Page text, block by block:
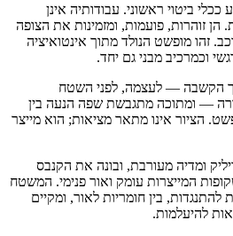
ביטוי ראשוני. עבודותיה אינן
זוהרות, פועמות, ומזמינות את הצופה
זהו מופשט הנולד מתוך אינטואיציה
וכמרכיב מבני גם יחד.
הקשבה — לעצמה, לפני השטח
— ומתוכה מתגבשת שפה הנעה בין
הציור אינו מתאר מציאות; הוא מייצר
ומדיה מעורבת, ובונה את הקנבס
המייצרות עומק ואור פנימי. המשטח
להתנגדות, בין חומריות לאור, ומקיים
להיעלמות.